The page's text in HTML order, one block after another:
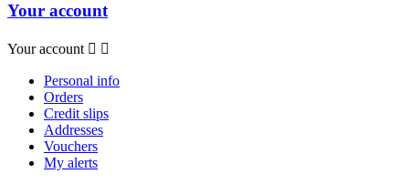
Your account
Your account  
Personal info
Orders
Credit slips
Addresses
Vouchers
My alerts